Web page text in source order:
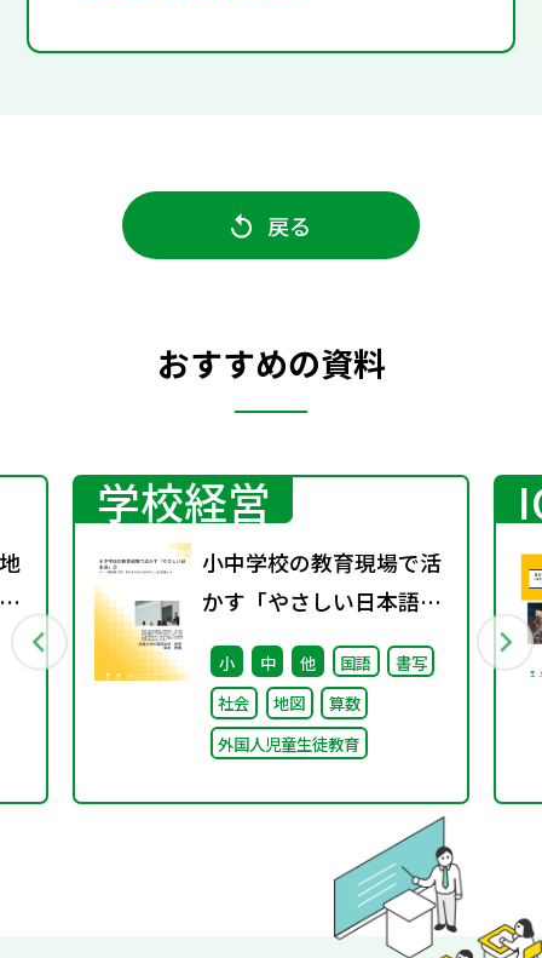
戻る
おすすめの資料
学校経営
小中学校の教育現場で活
かす「やさしい日本語」
② ～「（学校内での）子
どもたちへのやさしい日
本語」～
小 中 他 国語
書写
社会
地図
算数
外国人児童生徒教育